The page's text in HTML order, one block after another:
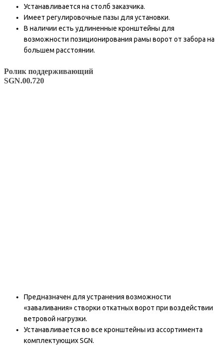
Устанавливается на столб заказчика.
Имеет регулировочные пазы для установки.
В наличии есть удлиненные кронштейны для
возможности позиционирования рамы ворот от забора на
большем расстоянии.
Ролик поддерживающий
SGN.00.720
Предназначен для устранения возможности
«заваливания» створки откатных ворот при воздействии
ветровой нагрузки.
Устанавливается во все кронштейны из ассортимента
комплектующих SGN.